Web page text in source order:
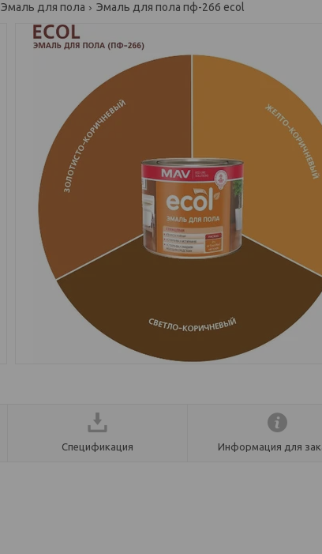
Эмаль для пола Эмаль для пола пф-266 ecol
Спецификация Информация для